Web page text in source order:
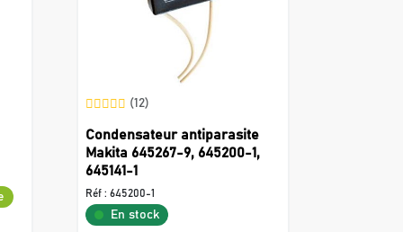
(12)
Condensateur antiparasite
Makita 645267-9, 645200-1,
645141-1
Réf : 645200-1
En stock